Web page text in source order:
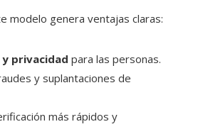
modelo genera ventajas claras:
privacidad para las personas.
y suplantaciones de
más rápidos y